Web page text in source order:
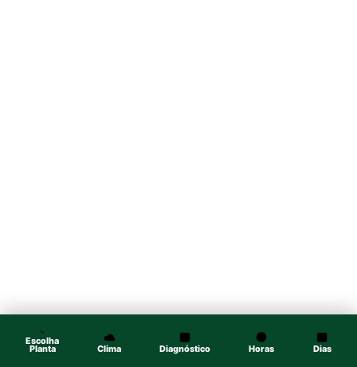
Escolha
Planta Clima Diagnóstico Horas Dias